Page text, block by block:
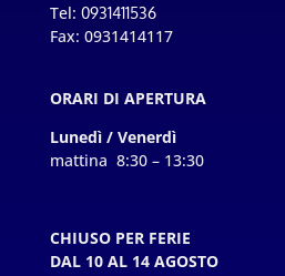
Tel: 0931411536
Fax: 0931414117
ORARI DI APERTURA
Lunedì / Venerdì
mattina 8:30 – 13:30
CHIUSO PER FERIE
DAL 10 AL 14 AGOSTO